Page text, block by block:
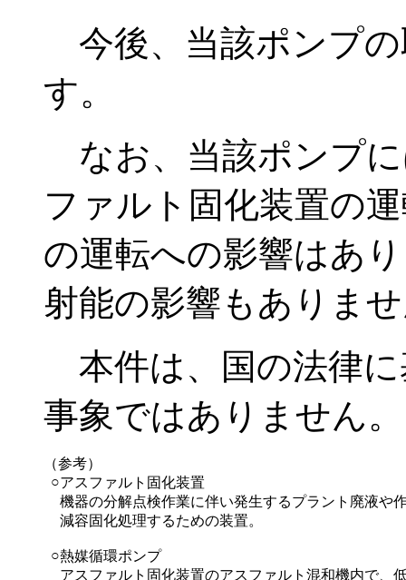
今後、当該ポンプ
す。
なお、当該ポンプ
ファルト固化装置の
の運転への影響はあ
射能の影響もありま
本件は、国の法律
事象ではありません。
（参考）
○アスファルト固化装置
機器の分解点検作業に伴い発生するプラント廃液や
減容固化処理するための装置。
○熱媒循環ポンプ
アスファルト固化装置のアスファルト混和機内で、